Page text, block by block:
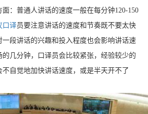
：普通人讲话的速度一般在每分钟120-150
口译员要注意讲话的速度和节奏既不要太快
段讲话的兴趣和投入程度也会影响讲话速
几分钟，口译员会比较紧张，经验较少的
自觉地加快讲话速度，或是半天开不了